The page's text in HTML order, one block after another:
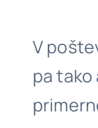
V
pa tako